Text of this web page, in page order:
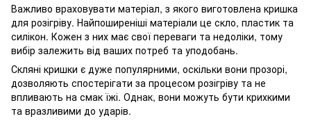
Важливо враховувати матеріал, з якого виготовлена кришка
для розігріву. Найпоширеніші матеріали це скло, пластик та
силікон. Кожен з них має свої переваги та недоліки, тому
вибір залежить від ваших потреб та уподобань.
Скляні кришки є дуже популярними, оскільки вони прозорі,
дозволяють спостерігати за процесом розігріву та не
впливають на смак їжі. Однак, вони можуть бути крихкими
та вразливими до ударів.